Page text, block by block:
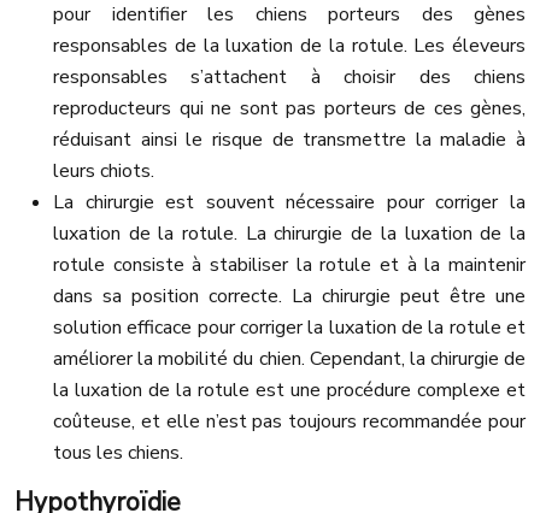
pour identifier les chiens porteurs des gènes
responsables de la luxation de la rotule. Les éleveurs
responsables s’attachent à choisir des chiens
reproducteurs qui ne sont pas porteurs de ces gènes,
réduisant ainsi le risque de transmettre la maladie à
leurs chiots.
La chirurgie est souvent nécessaire pour corriger la
luxation de la rotule. La chirurgie de la luxation de la
rotule consiste à stabiliser la rotule et à la maintenir
dans sa position correcte. La chirurgie peut être une
solution efficace pour corriger la luxation de la rotule et
améliorer la mobilité du chien. Cependant, la chirurgie de
la luxation de la rotule est une procédure complexe et
coûteuse, et elle n’est pas toujours recommandée pour
tous les chiens.
Hypothyroïdie